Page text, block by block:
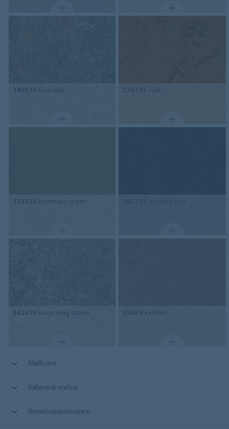
340535 Granada 276735 rust
335535 rosemary green 387235 volcanic ash
342035 surprising storm 324635 shrike
Mallistot
Vähennä melua
Ilmastopositiivinen